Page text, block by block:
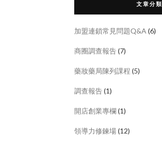
文章分類
加盟連鎖常見問題Q&A (6)
商圈調查報告(7)
藥妝藥局陳列課程 (5)
調查報告(1)
開店創業專欄(1)
領導力修鍊場(12)